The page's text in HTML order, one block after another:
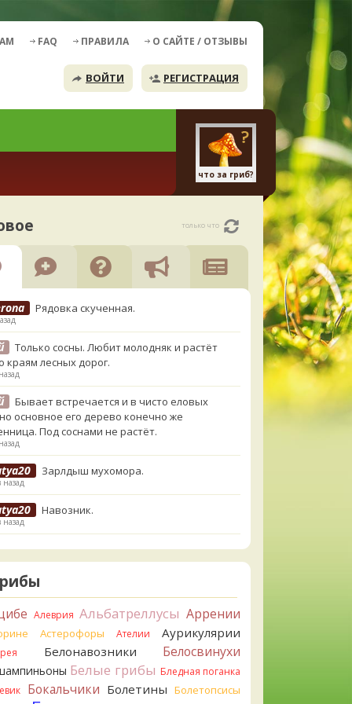
FAQ ПРАВИЛА О САЙТЕ / ОТЗЫВЫ
ВОЙТИ РЕГИСТРАЦИЯ
что за гриб?
только что
Рядовка скученная.
Только сосны. Любит молодняк и растёт
краям лесных дорог.
Бывает встречается и в чисто еловых
основное его дерево конечно же
Под соснами не растёт.
Зарлдыш мухомора.
назад
Навозник.
назад
Скорее всего он.
Что-то из рядовок. Цвета на фото вряд
Рядовка мыльная, судя по пластинкам.
сделали, что не взяли.
Подгруздок чёрный, или близкие виды
Алеврия Альбатреллусы Аррении
Астерофоры Ателии Аурикулярии
Белонавозники Белосвинухи
Белые грибы Бледная поганка
Бокальчики Болетины Болетопсисы